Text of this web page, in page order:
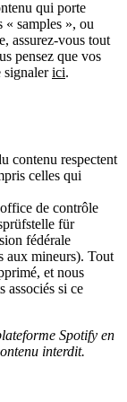
qui porte
« samples », ou
assurez-vous tout
pensez que vos
signalerici.
contenu respectent
celles qui
de contrôle
für
fédérale
aux mineurs). Tout
et nous
associés si ce
Spotify en
interdit.